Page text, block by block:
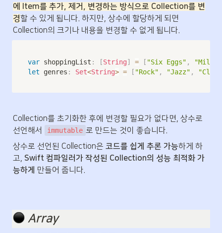
에 Item를 추가, 제거, 변경하는 방식으로 Collection를 변
경할 수 있게 됩니다. 하지만, 상수에 할당하게 되면
Collection의 크기나 내용을 변경할 수 없게 됩니다.
var shoppingList : [String] = [ "Six Eggs" , "Milk"
let genres : Set<String> = [ "Rock" , "Jazz" ,
Collection를 초기화한 후에 변경할 필요가 없다면, 상수로
선언해서
immutable 로 만드는 것이 좋습니다.
상수로 선언된 Collection은 코드를 쉽게 추론 가능하게 하
고, Swift 컴파일러가 작성된 Collection의 성능 최적화 가
능하게
만들어 줍니다.
Array